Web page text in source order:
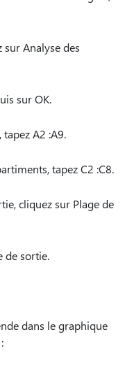
Analyse des
sur OK.
tapez A2 :A9.
tapez C2 :C8.
cliquez sur Plage de
de sortie.
dans le graphique